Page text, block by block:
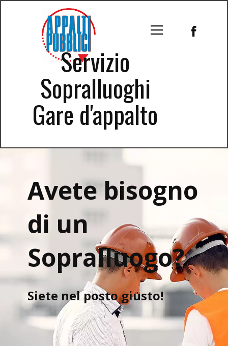
Servizio
Sopralluoghi
Gare d'appalto
Avete bisogno
di un
Sopralluogo?
Siete nel posto giusto!